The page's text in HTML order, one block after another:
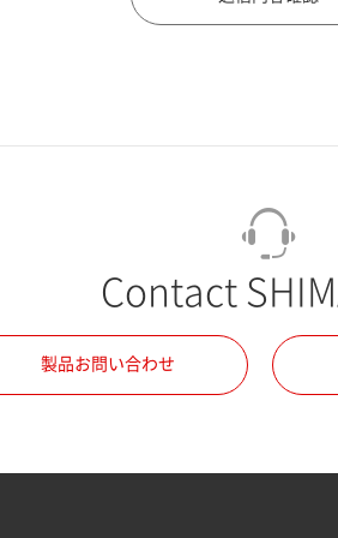
Contact
製品お問い合わせ